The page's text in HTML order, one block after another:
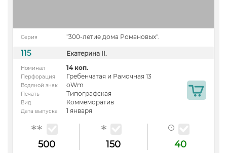
Серия "300-летие дома Романовых".
115 Екатерина II.
Номинал 14 коп.
Перфорация Гребенчатая и Рамочная 13
Водяной знак oWm
Печать Типографская
Вид Коммеморатив
Дата выпуска 1 января
500 150 40